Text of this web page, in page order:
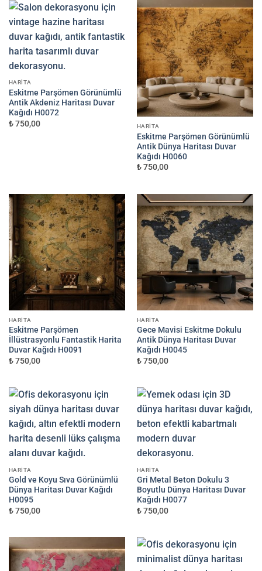
HARITA
Eskitme Parşömen Görünümlü
Antik Akdeniz Haritası Duvar
Kağıdı H0072
₺ 750,00
HARITA
Eskitme Parşömen Görünümlü
Antik Dünya Haritası Duvar
Kağıdı H0060
₺ 750,00
HARITA
Eskitme Parşömen
İllüstrasyonlu Fantastik Harita
Duvar Kağıdı H0091
₺ 750,00
HARITA
Gece Mavisi Eskitme Dokulu
Antik Dünya Haritası Duvar
Kağıdı H0045
₺ 750,00
HARITA
Gold ve Koyu Sıva Görünümlü
Dünya Haritası Duvar Kağıdı
H0095
₺ 750,00
HARITA
Gri Metal Beton Dokulu 3
Boyutlu Dünya Haritası Duvar
Kağıdı H0077
₺ 750,00